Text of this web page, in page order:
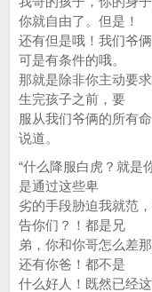
你就自由了。但是！
还有但是哦！我们爷
可是有条件的哦。
那就是除非你主动要
生完孩子之前，要
服从我们爷俩的所有
说道。
“什么降服白虎？就是
是通过这些卑
劣的手段胁迫我就范
告你们？！都是兄
弟，你和你哥怎么差
还有你爸！都不是
什么好人！既然已经